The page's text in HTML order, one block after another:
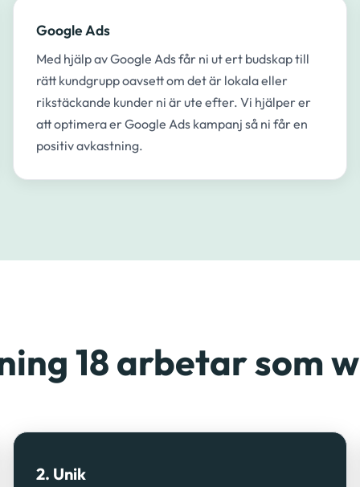
Google Ads
Med hjälp av Google Ads får ni ut ert budskap till
rätt kundgrupp oavsett om det är lokala eller
rikstäckande kunder ni är ute efter. Vi hjälper er
att optimera er Google Ads kampanj så ni får en
positiv avkastning.
18 arbetar som
2. Unik